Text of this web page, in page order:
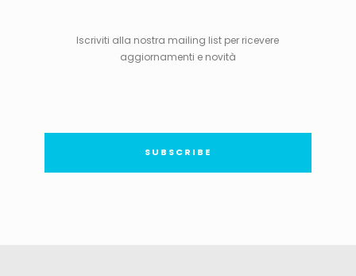
Iscriviti alla nostra mailing list per ricevere
aggiornamenti e novità
SUBSCRIBE